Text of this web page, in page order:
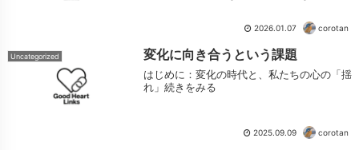
ディで語る人はとても勇敢な人なのではない
かと想像しています。政治や思想などをテ...
2026.01.07 corotan
Uncategorized 変化に向き合うという課題
はじめに：変化の時代と、私たちの心の「揺
れ」続きをみる
2025.09.09 corotan